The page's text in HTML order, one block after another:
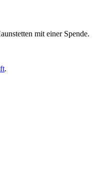
mit einer Spende.
.